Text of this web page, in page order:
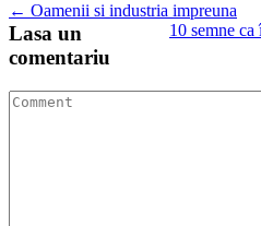
← Oamenii si industria impreuna
10 semne
Lasa un
comentariu